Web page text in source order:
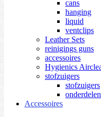
cans
hanging
liquid
ventclips
Leather Sets
reinigings guns
accessoires
Hygienics
stofzuigers
stofzuigers
onderdelen
Accessoires